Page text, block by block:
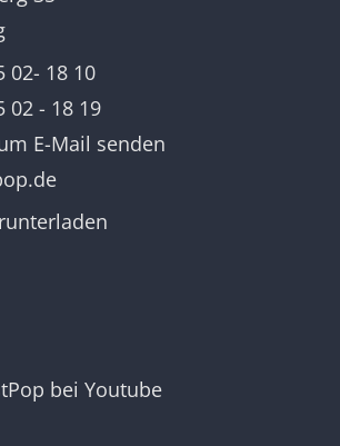
02- 18 10
02 - 18 19
E-Mail senden
bei Youtube